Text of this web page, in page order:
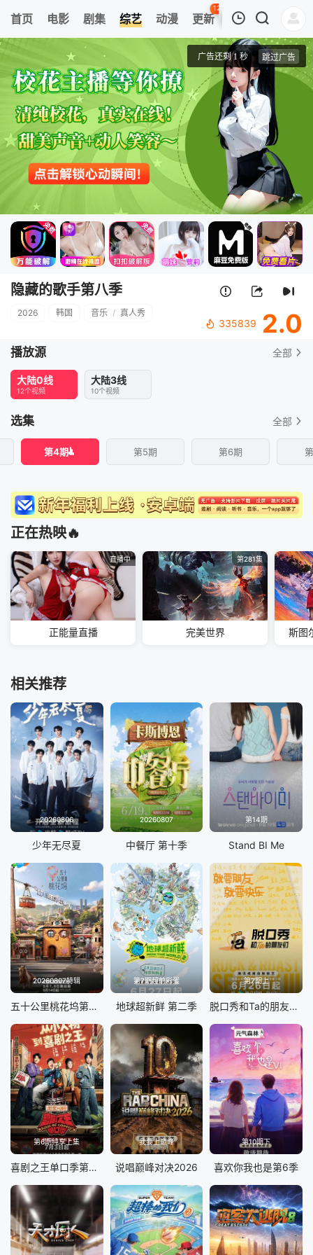
首页 电影 剧集 综艺 动漫 更新
120
热榜 APP
我的观影记录
第4期
隐藏的歌手第八季
清空
隐藏的歌手第八季
2026 韩国 音乐 / 真人秀
335839 2.0
播放源 全部
大陆0线
12个视频
大陆3线
10个视频
选集 全部
第4期 第5期 第6期
正在热映🔥
直播中
正能量直播
第281集
完美世界 斯图
相关推荐
20260806
少年无尽夏
20260807
中餐厅 第十季
第14期
Stand BI Me
20260807特辑
五十公里桃花坞第6季
第7期超前彩蛋
地球超新鲜 第二季
第7期上
脱口秀和Ta的朋友们 第三季
第6期纯享上集
喜剧之王单口季第三季
我要上巅峰
说唱巅峰对决2026
第10期下
喜欢你我也是第6季